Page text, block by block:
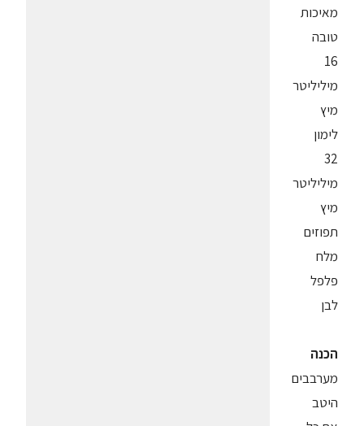
מאיכות
טובה
16
מיליליטר
מיץ
לימון
32
מיליליטר
מיץ
תפוזים
מלח
פלפל
לבן
הכנה
מערבבים
היטב